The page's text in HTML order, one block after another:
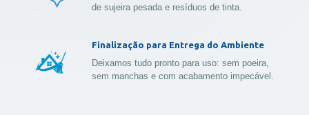
de sujeira pesada e resíduos de tinta.
Finalização para Entrega do Ambiente
Deixamos tudo pronto para uso: sem poeira,
sem manchas e com acabamento impecável.